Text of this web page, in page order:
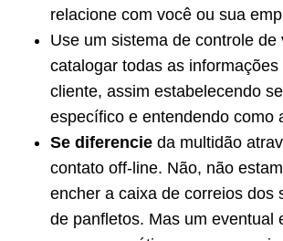
relacione com você ou sua
Use um sistema de controle de
catalogar todas as
cliente, assim estabelecendo
específico e entendendo como
Se diferencie da multidão
contato off-line. Não, não
encher a caixa de correios dos
de panfletos. Mas um eventual